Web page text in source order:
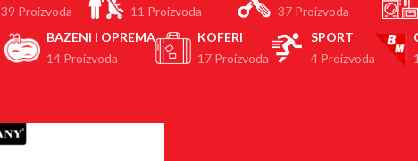
39 Proizvoda
11 Proizvoda
37 Proizvoda
BAZENI I OPREMA
14 Proizvoda
KOFERI
17 Proizvoda
SPORT
4 Proizvoda